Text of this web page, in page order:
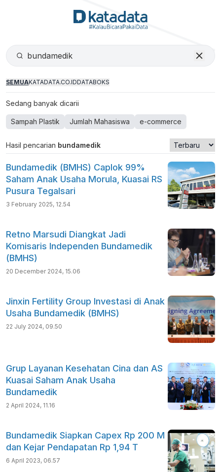
SEMUAKATADATA.CO.IDDATABOKS
Sedang banyak dicarii
Sampah Plastik Jumlah Mahasiswa e-commerce
Hasil pencarian bundamedik
Bundamedik (BMHS) Caplok 99%
Saham Anak Usaha Morula, Kuasai RS
Pusura Tegalsari
3 February 2025, 12.54
Retno Marsudi Diangkat Jadi
Komisaris Independen Bundamedik
(BMHS)
20 December 2024, 15.06
Jinxin Fertility Group Investasi di Anak
Usaha Bundamedik (BMHS)
22 July 2024, 09.50
Grup Layanan Kesehatan Cina dan AS
Kuasai Saham Anak Usaha
Bundamedik
2 April 2024, 11.16
Bundamedik Siapkan Capex Rp 200 M
dan Kejar Pendapatan Rp 1,94 T
6 April 2023, 06.57